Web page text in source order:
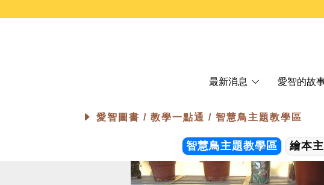
最新消息 愛智的故
愛智圖書 / 教學一點通 / 智慧鳥主題教學區
智慧鳥主題教學區 繪本